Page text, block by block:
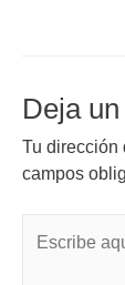
Deja
Tu dirección
campos